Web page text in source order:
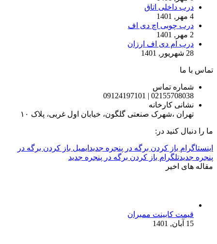
درب داخلی اتاق
4 مهر, 1401
درب چوبی اچ دی اف
2 مهر, 1401
درب ام دی اف ارزان
28 شهریور, 1401
تماس با ما
شماره تماس
02155708038 | 09124197101
نشانی کارخانه
تهران ،شهرک صنعتی گلگون، خیابان اول غربی، پلاک ۱۰
ما را دنبال کنید در:
اینستاگرام باز کردن برگه در پنجره جدید ایمیل باز کردن برگه در
پنجره جدیدتلگرام باز کردن برگه در پنجره جدید
مقاله های اخیر
قیمت کابینت ممبران
15 آبان, 1401